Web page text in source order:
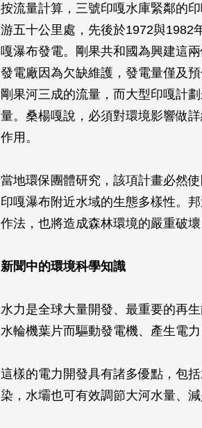
按流量計算，三號印嘎水庫緊鄰的
游五十公里處，先後於1972與1982
嘎瀑布發電。剛果共和國為興建這
發電廠因為欠缺維護，發電量僅及
剛果河三成的流量，而大型印嘎計
量。桑楊嘎說，必須對環境影響做
作用。
當地環保團體研究，該項計畫必然
印嘎瀑布附近水域的生態多樣性。
作法，也將造成森林環境的嚴重破壞
新聞中的環境科學知識
水力是全球大量開發、最重要的再
水輪機葉片而驅動發電機、產生電
這樣的電力開發具有諸多優點，包
染，水壩也可有效調節大河水量、減